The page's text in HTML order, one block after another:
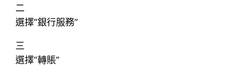
二
選擇”銀行服務”
三
選擇”轉賬”